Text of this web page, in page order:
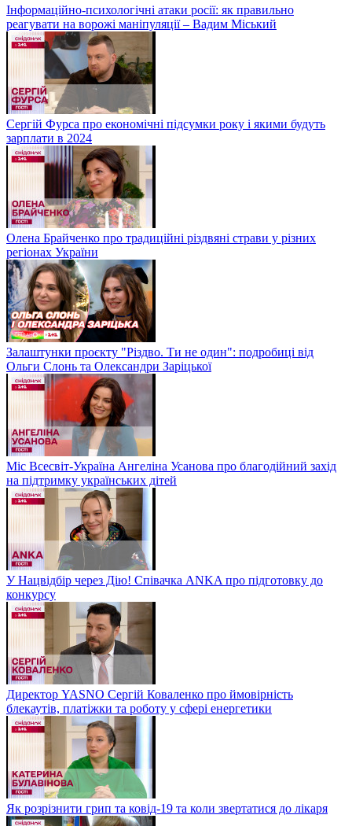
Інформаційно-психологічні атаки росії: як правильно
реагувати на ворожі маніпуляції – Вадим Міський
Сергій Фурса про економічні підсумки року і якими будуть
зарплати в 2024
Олена Брайченко про традиційні різдвяні страви у різних
регіонах України
Залаштунки проєкту "Різдво. Ти не один": подробиці від
Ольги Слонь та Олександри Заріцької
Міс Всесвіт-Україна Ангеліна Усанова про благодійний захід
на підтримку українських дітей
У Нацвідбір через Дію! Співачка ANKA про підготовку до
конкурсу
Директор YASNO Сергій Коваленко про ймовірність
блекаутів, платіжки та роботу у сфері енергетики
Як розрізнити грип та ковід-19 та коли звертатися до лікаря